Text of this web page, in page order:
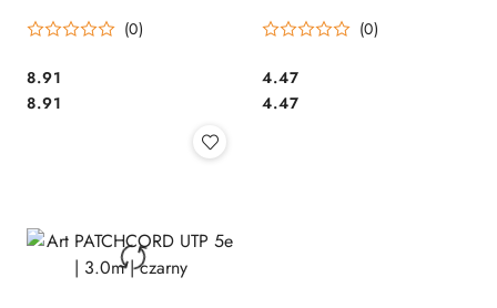
(0)
Cena:
8.91
Cena:
8.91
(0)
Cena:
4.47
Cena:
4.47